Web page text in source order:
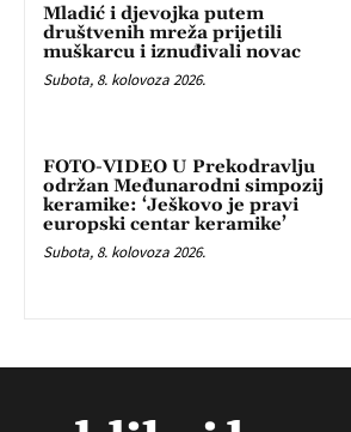
Mladić i djevojka putem
društvenih mreža prijetili
muškarcu i iznuđivali novac
Subota, 8. kolovoza 2026.
FOTO-VIDEO U Prekodravlju
održan Međunarodni simpozij
keramike: ‘Ješkovo je pravi
europski centar keramike’
Subota, 8. kolovoza 2026.